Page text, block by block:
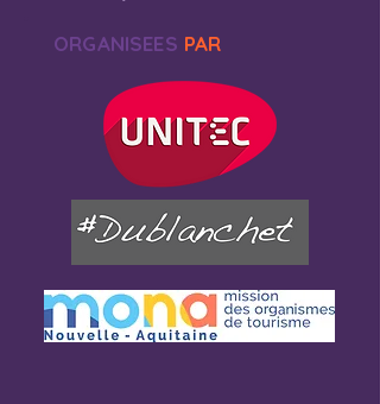
ORGANISEES PAR